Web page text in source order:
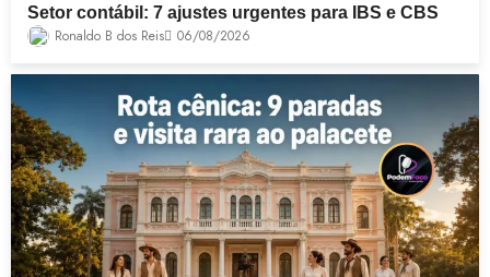
Setor contábil: 7 ajustes urgentes para IBS e CBS
Ronaldo B dos Reis 06/08/2026